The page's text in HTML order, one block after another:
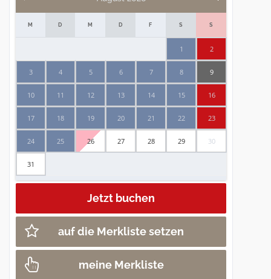
M D M D F S S
1 2
3 4 5 6 7 8 9
10 11 12 13 14 15 16
17 18 19 20 21 22 23
24 25 26 27 28 29 30
31
auf die Merkliste setzen
meine Merkliste